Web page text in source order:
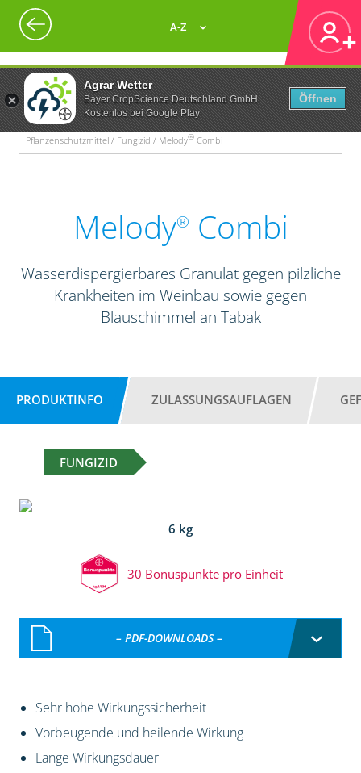
Agrar Wetter
Bayer CropScience Deutschland GmbH
Kostenlos bei Google Play
Öffnen
A-Z
Pflanzenschutzmittel / Fungizid / Melody® Combi
Melody® Combi
Wasserdispergierbares Granulat gegen pilzliche
Krankheiten im Weinbau sowie gegen
Blauschimmel an Tabak
PRODUKTINFO ZULASSUNGSAUFLAGEN
FUNGIZID
6 kg
30 Bonuspunkte pro Einheit
– PDF-DOWNLOADS –
Sehr hohe Wirkungssicherheit
Vorbeugende und heilende Wirkung
Lange Wirkungsdauer